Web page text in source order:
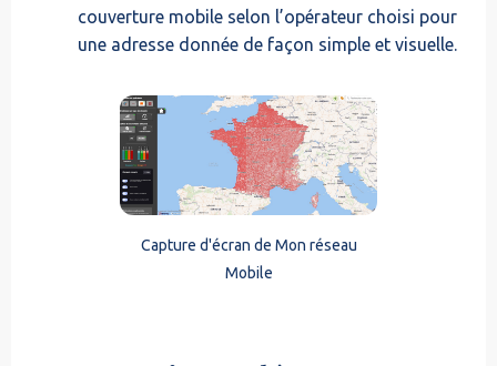
couverture mobile selon l’opérateur choisi pour
une adresse donnée de façon simple et visuelle.
Capture d'écran de Mon réseau
Mobile